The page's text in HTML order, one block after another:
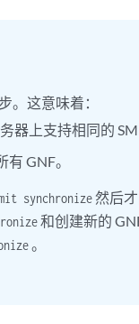
。这意味着：
器上支持相同的
GNF。
synchronize然后
和创建新的
。